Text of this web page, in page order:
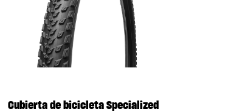
Cubierta de bicicleta Specialized